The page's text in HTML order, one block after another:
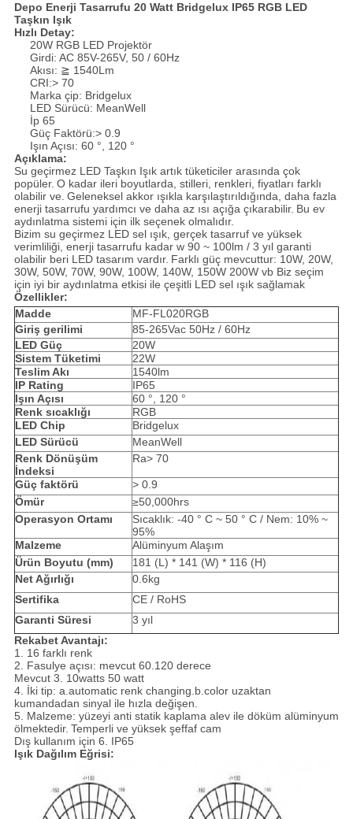
Depo Enerji Tasarrufu 20 Watt Bridgelux IP65 RGB LED
Taşkın Işık
Hızlı Detay:
20W RGB LED Projektör
Girdi: AC 85V-265V, 50 / 60Hz
Akısı: ≧ 1540Lm
CRI:> 70
Marka çip: Bridgelux
LED Sürücü: MeanWell
İp 65
Güç Faktörü:> 0.9
Işın Açısı: 60 °, 120 °
Açıklama:
Su geçirmez LED Taşkın Işık artık tüketiciler arasında çok
popüler. O kadar ileri boyutlarda, stilleri, renkleri, fiyatları farklı
olabilir ve. Geleneksel akkor ışıkla karşılaştırıldığında, daha fazla
enerji tasarrufu yardımcı ve daha az ısı açığa çıkarabilir. Bu ev
aydınlatma sistemi için ilk seçenek olmalıdır.
Bizim su geçirmez LED sel ışık, gerçek tasarruf ve yüksek
verimliliği, enerji tasarrufu kadar w 90 ~ 100lm / 3 yıl garanti
olabilir beri LED tasarım vardır. Farklı güç mevcuttur: 10W, 20W,
30W, 50W, 70W, 90W, 100W, 140W, 150W 200W vb Biz seçim
için iyi bir aydınlatma etkisi ile çeşitli LED sel ışık sağlamak
Özellikler:
Madde
MF-FL020RGB
Giriş gerilimi
85-265Vac 50Hz / 60Hz
LED Güç
20W
Sistem Tüketimi
22W
Teslim Akı
1540lm
IP Rating
IP65
Işın Açısı
60 °, 120 °
Renk sıcaklığı
RGB
LED Chip
Bridgelux
LED Sürücü
MeanWell
Renk Dönüşüm
İndeksi
Ra> 70
Güç faktörü
> 0.9
Ömür
≥50,000hrs
Operasyon Ortamı
Sıcaklık: -40 ° C ~ 50 ° C / Nem: 10% ~
95%
Malzeme
Alüminyum Alaşım
Ürün Boyutu (mm)
181 (L) * 141 (W) * 116 (H)
Net Ağırlığı
0.6kg
Sertifika
CE / RoHS
Garanti Süresi
3 yıl
Rekabet Avantajı:
1. 16 farklı renk
2. Fasulye açısı: mevcut 60.120 derece
Mevcut 3. 10watts 50 watt
4. İki tip: a.automatic renk changing.b.color uzaktan
kumandadan sinyal ile hızla değişen.
5. Malzeme: yüzeyi anti statik kaplama alev ile döküm alüminyum
ölmektedir. Temperli ve yüksek şeffaf cam
Dış kullanım için 6. IP65
Işık Dağılım Eğrisi: